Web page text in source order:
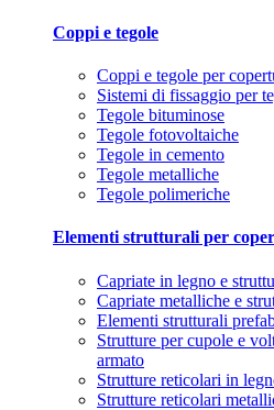
Coppi e tegole
Coppi e tegole per
Sistemi di fissaggio per
Tegole bituminose
Tegole fotovoltaiche
Tegole in cemento
Tegole metalliche
Tegole polimeriche
Elementi strutturali per
Capriate in legno e
Capriate metalliche e
Elementi strutturali
Strutture per cupole e
armato
Strutture reticolari in
Strutture reticolari